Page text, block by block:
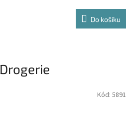
Do košíku
Drogerie
Kód: 5891